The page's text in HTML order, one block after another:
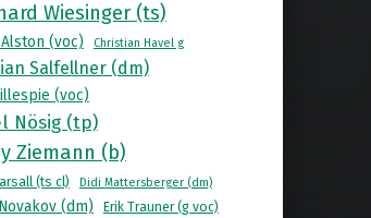
Wiesinger (ts)
(voc) Christian Havel g
Salfellner (dm)
(voc)
Nösig (tp)
Ziemann (b)
(ts cl) Didi Mattersberger (dm)
(dm) Erik Trauner (g voc)